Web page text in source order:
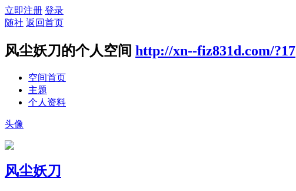
立即注册 登录
随社 返回首页
风尘妖刀的个人空间 http://xn--fiz831d.com/?17
空间首页
主题
个人资料
头像
风尘妖刀